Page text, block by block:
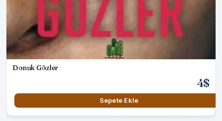
Donuk Gözler
4$
Sepete Ekle